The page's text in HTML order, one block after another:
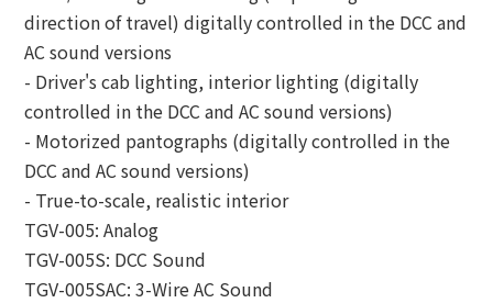
direction of travel) digitally controlled in the DCC and
AC sound versions
- Driver's cab lighting, interior lighting (digitally
controlled in the DCC and AC sound versions)
- Motorized pantographs (digitally controlled in the
DCC and AC sound versions)
- True-to-scale, realistic interior
TGV-005: Analog
TGV-005S: DCC Sound
TGV-005SAC: 3-Wire AC Sound